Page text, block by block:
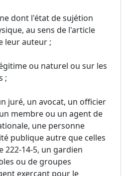
dont l'état de sujétion
au sens de l'article
leur auteur ;
ou naturel ou sur les
;
juré, un avocat, un officier
membre ou un agent de
une personne
publique autre que celles
222-14-5, un gardien
ou de groupes
exerçant pour le